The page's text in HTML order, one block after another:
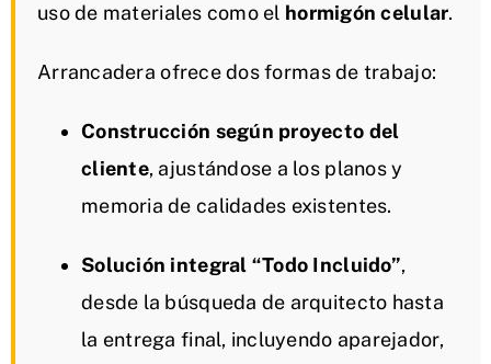
uso de materiales como el hormigón celular.
Arrancadera ofrece dos formas de trabajo:
Construcción según proyecto del
cliente, ajustándose a los planos y
memoria de calidades existentes.
Solución integral “Todo Incluido”,
desde la búsqueda de arquitecto hasta
la entrega final, incluyendo aparejador,